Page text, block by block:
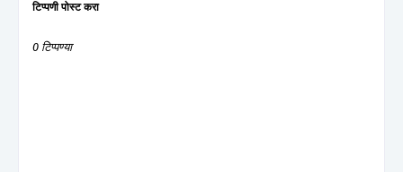
टिप्पणी पोस्ट करा
0 टिप्पण्या